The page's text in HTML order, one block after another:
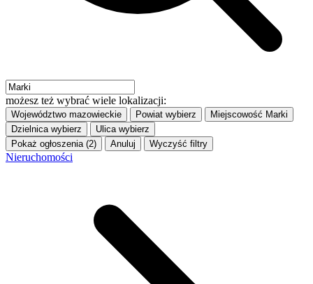
możesz też wybrać wiele lokalizacji:
Województwo mazowieckie Powiat wybierz Miejscowość Marki
Dzielnica wybierz Ulica wybierz
Pokaż ogłoszenia (2)
Anuluj Wyczyść filtry
Nieruchomości